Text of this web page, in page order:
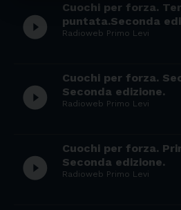
play_circle_filled
Cuochi per forza.
puntata.Seconda
Radioweb Primo Levi
play_circle_filled
Cuochi per forza.
Seconda edizione.
Radioweb Primo Levi
play_circle_filled
Cuochi per forza.
Seconda edizione.
Radioweb Primo Levi